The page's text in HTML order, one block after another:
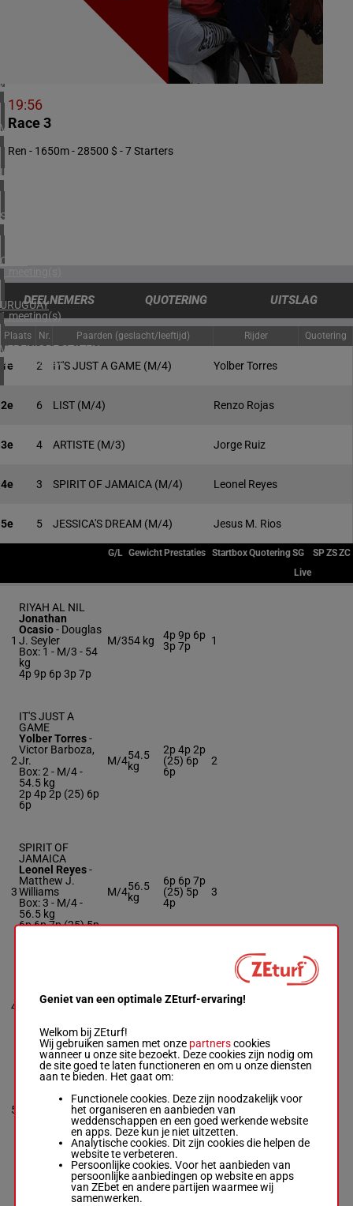
ZUID-AFRIKA
1 meeting(s)
VERENIGD KONINKRIJK
3 meeting(s)
IERLAND
2 meeting(s)
SPANJE
1 meeting(s)
CHILI
1 meeting(s)
URUGUAY
1 meeting(s)
VERENIGDE STATEN
4 meeting(s)
19:56
Race 3
Ren - 1650m - 28500 $ - 7 Starters
DEELNEMERS QUOTERING UITSLAG
Plaats Nr. Paarden (geslacht/leeftijd) Rijder Quotering
1e 2 IT'S JUST A GAME (M/4) Yolber Torres
2e 6 LIST (M/4) Renzo Rojas
3e 4 ARTISTE (M/3) Jorge Ruiz
4e 3 SPIRIT OF JAMAICA (M/4) Leonel Reyes
5e 5 JESSICA'S DREAM (M/4) Jesus M. Rios
G/L Gewicht Prestaties StartboxQuoteringSG SPZSZC
Live
1
RIYAH AL NIL
Jonathan
Ocasio- Douglas
J. Seyler
Box: 1 - M/3 - 54
kg
4p 9p 6p 3p 7p
M/354 kg
4p 9p 6p
3p 7p
1
2
IT'S JUST A
GAME
Yolber Torres-
Victor Barboza,
Jr.
Box: 2 - M/4 -
54.5 kg
2p 4p 2p (25) 6p
6p
M/454.5
kg
2p 4p 2p
(25) 6p
6p
2
3
SPIRIT OF
JAMAICA
Leonel Reyes-
Matthew J.
Williams
Box: 3 - M/4 -
56.5 kg
6p 6p 7p (25) 5p
M/456.5
kg
6p 6p 7p
(25) 5p
4p
3
4
Duco
M/354 kg 7p 4
5
JESSICA'S
Jesus M. Rios-
Kathryn Davey
M/4 -
8p 3p 4p (25) 6p
M/456.5
kg
8p 3p 4p
(25) 6p
5
Renzo Rojas-
Geniet van een optimale ZEturf-ervaring!
Welkom bij ZEturf!
Wij gebruiken samen met onze partnerscookies
wanneer u onze site bezoekt. Deze cookies zijn nodig om
de site goed te laten functioneren en om u onze diensten
aan te bieden. Het gaat om:
Functionele cookies. Deze zijn noodzakelijk voor
het organiseren en aanbieden van
weddenschappen en een goed werkende website
en apps. Deze kun je niet uitzetten.
Analytische cookies. Dit zijn cookies die helpen de
website te verbeteren.
Persoonlijke cookies. Voor het aanbieden van
persoonlijke aanbiedingen op website en apps
van ZEbet en andere partijen waarmee wij
samenwerken.